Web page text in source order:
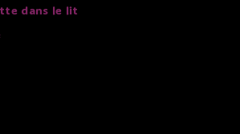
dans le lit